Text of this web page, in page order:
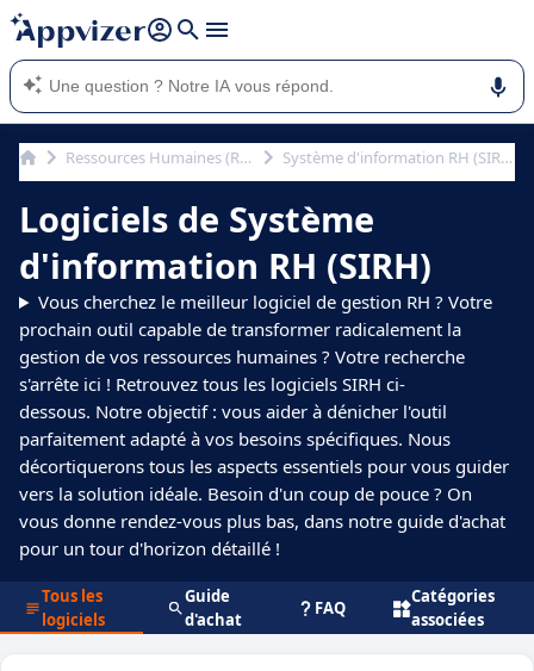
répondre (plusieurs lignes avec
L'IA de Appvizer vous guide dans l'utilisation ou la sélection de
logiciel SaaS en entreprise.
Ressources Humaines (RH) Système d'information RH (SIRH)
Logiciels de Système
d'information RH (SIRH)
Vous cherchez le meilleur logiciel de gestion RH ? Votre
prochain outil capable de transformer radicalement la
gestion de vos ressources humaines ? Votre recherche
s'arrête ici ! Retrouvez tous les logiciels SIRH ci-
dessous. Notre objectif : vous aider à dénicher l'outil
parfaitement adapté à vos besoins spécifiques. Nous
décortiquerons tous les aspects essentiels pour vous guider
vers la solution idéale. Besoin d'un coup de pouce ? On
vous donne rendez-vous plus bas, dans notre guide d'achat
pour un tour d'horizon détaillé !
Tous les
logiciels
Guide
d'achat
FAQ
Catégories
associées